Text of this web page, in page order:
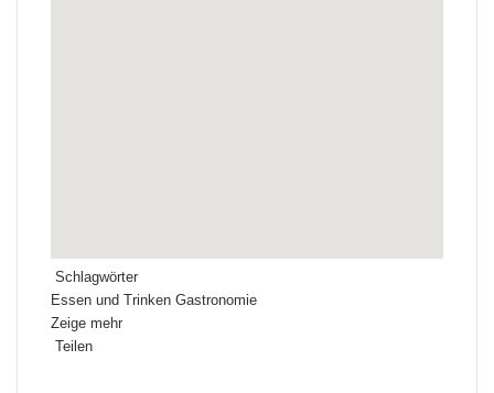
Schlagwörter
Essen und Trinken Gastronomie
Zeige mehr
Teilen